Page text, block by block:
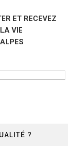
ET RECEVEZ
VIE
?